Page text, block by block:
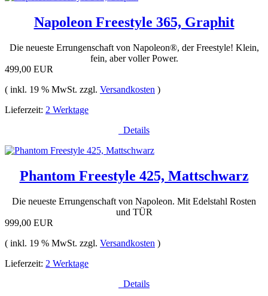
Napoleon Freestyle 365, Graphit
Die neueste Errungenschaft von Napoleon®, der Freestyle! Klein,
fein, aber voller Power.
499,00 EUR
( inkl. 19 % MwSt. zzgl. Versandkosten )
Lieferzeit: 2 Werktage
Details
Phantom Freestyle 425, Mattschwarz
Die neueste Errungenschaft von Napoleon. Mit Edelstahl Rosten
und TÜR
999,00 EUR
( inkl. 19 % MwSt. zzgl. Versandkosten )
Lieferzeit: 2 Werktage
Details